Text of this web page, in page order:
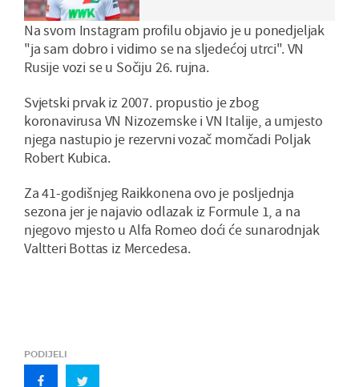
Na svom Instagram profilu objavio je u ponedjeljak
"ja sam dobro i vidimo se na sljedećoj utrci". VN
Rusije vozi se u Sočiju 26. rujna.
Svjetski prvak iz 2007. propustio je zbog
koronavirusa VN Nizozemske i VN Italije, a umjesto
njega nastupio je rezervni vozač momčadi Poljak
Robert Kubica.
Za 41-godišnjeg Raikkonena ovo je posljednja
sezona jer je najavio odlazak iz Formule 1, a na
njegovo mjesto u Alfa Romeo doći će sunarodnjak
Valtteri Bottas iz Mercedesa.
PODIJELI